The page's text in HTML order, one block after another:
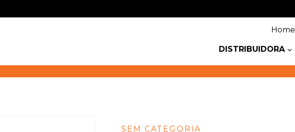
Home
DISTRIBUIDORA
SEM CATEGORIA